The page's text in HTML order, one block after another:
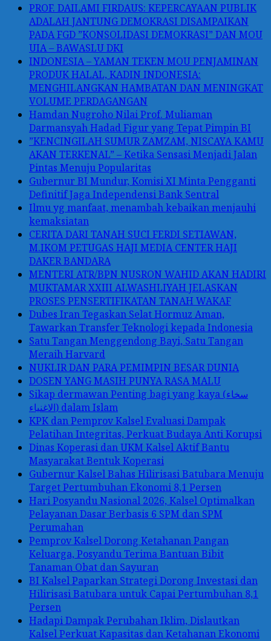
PROF. DAILAMI FIRDAUS: KEPERCAYAAN PUBLIK
ADALAH JANTUNG DEMOKRASI DISAMPAIKAN
PADA FGD ”KONSOLIDASI DEMOKRASI” DAN MOU
UIA – BAWASLU DKI
INDONESIA – YAMAN TEKEN MOU PENJAMINAN
PRODUK HALAL, KADIN INDONESIA:
MENGHILANGKAN HAMBATAN DAN MENINGKAT
VOLUME PERDAGANGAN
Hamdan Nugroho Nilai Prof. Muliaman
Darmansyah Hadad Figur yang Tepat Pimpin BI
”KENCINGILAH SUMUR ZAMZAM, NISCAYA KAMU
AKAN TERKENAL” – Ketika Sensasi Menjadi Jalan
Pintas Menuju Popularitas
Gubernur BI Mundur, Komisi XI Minta Pengganti
Definitif Jaga Independensi Bank Sentral
Ilmu yg manfaat, menambah kebaikan menjauhi
kemaksiatan
CERITA DARI TANAH SUCI FERDI SETIAWAN,
M.IKOM PETUGAS HAJI MEDIA CENTER HAJI
DAKER BANDARA
MENTERI ATR/BPN NUSRON WAHID AKAN HADIRI
MUKTAMAR XXIII ALWASHLIYAH JELASKAN
PROSES PENSERTIFIKATAN TANAH WAKAF
Dubes Iran Tegaskan Selat Hormuz Aman,
Tawarkan Transfer Teknologi kepada Indonesia
Satu Tangan Menggendong Bayi, Satu Tangan
Meraih Harvard
NUKLIR DAN PARA PEMIMPIN BESAR DUNIA
DOSEN YANG MASIH PUNYA RASA MALU
Sikap dermawan Penting bagi yang kaya (سخاء
الاغنياء) dalam Islam
KPK dan Pemprov Kalsel Evaluasi Dampak
Pelatihan Integritas, Perkuat Budaya Anti Korupsi
Dinas Koperasi dan UKM Kalsel Aktif Bantu
Masyarakat Bentuk Koperasi
Gubernur Kalsel Bahas Hilirisasi Batubara Menuju
Target Pertumbuhan Ekonomi 8,1 Persen
Hari Posyandu Nasional 2026, Kalsel Optimalkan
Pelayanan Dasar Berbasis 6 SPM dan SPM
Perumahan
Pemprov Kalsel Dorong Ketahanan Pangan
Keluarga, Posyandu Terima Bantuan Bibit
Tanaman Obat dan Sayuran
BI Kalsel Paparkan Strategi Dorong Investasi dan
Hilirisasi Batubara untuk Capai Pertumbuhan 8,1
Persen
Hadapi Dampak Perubahan Iklim, Dislautkan
Kalsel Perkuat Kapasitas dan Ketahanan Ekonomi